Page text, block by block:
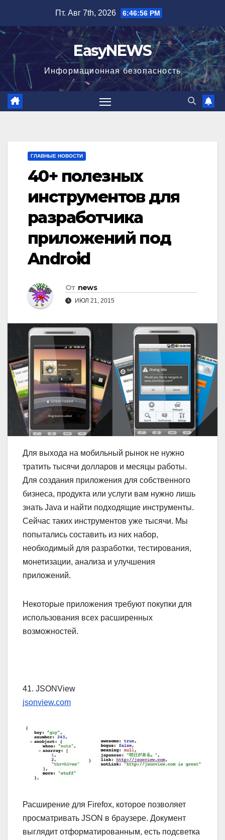
содержимому
Пт. Авг 7th, 2026 6:46:57 PM
EasyNEWS
Информационная безопаcность
ГЛАВНЫЕ НОВОСТИ
40+ полезных
инструментов для
разработчика
приложений под
Android
От news
ИЮЛ 21, 2015
Для выхода на мобильный рынок не нужно
тратить тысячи долларов и месяцы работы.
Для создания приложения для собственного
бизнеса, продукта или услуги вам нужно лишь
знать Java и найти подходящие инструменты.
Сейчас таких инструментов уже тысячи. Мы
попытались составить из них набор,
необходимый для разработки, тестирования,
монетизации, анализа и улучшения
приложений.
Некоторые приложения требуют покупки для
использования всех расширенных
возможностей.
41. JSONView
jsonview.com
Расширение для Firefox, которое позволяет
просматривать JSON в браузере. Документ
выглядит отформатированным, есть подсветка